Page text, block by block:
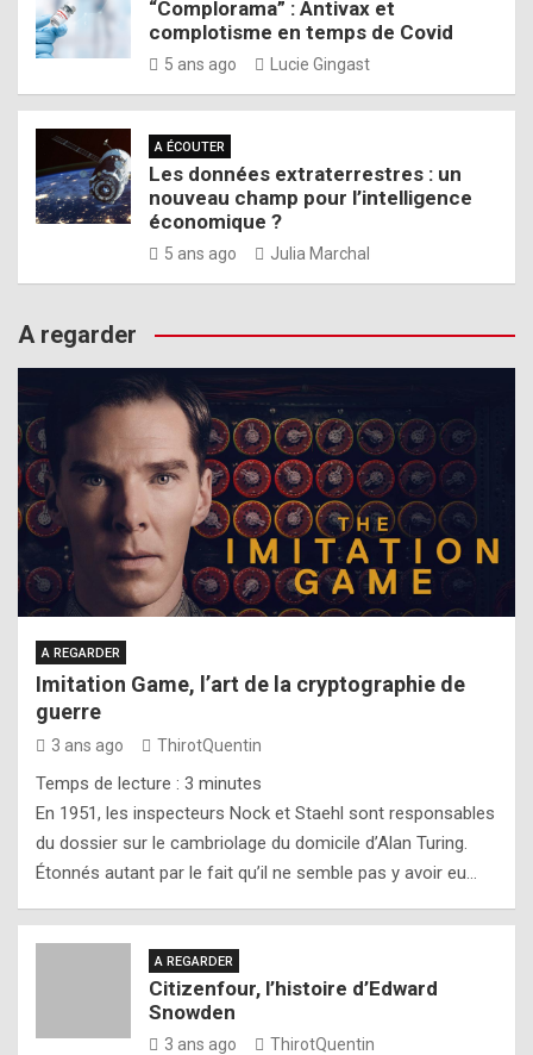
“Complorama” : Antivax et
complotisme en temps de Covid
5 ans ago Lucie Gingast
A ÉCOUTER
Les données extraterrestres : un
nouveau champ pour l’intelligence
économique ?
5 ans ago Julia Marchal
A regarder
A REGARDER
Imitation Game, l’art de la cryptographie de
guerre
3 ans ago ThirotQuentin
Temps de lecture : 3 minutes
En 1951, les inspecteurs Nock et Staehl sont responsables
du dossier sur le cambriolage du domicile d’Alan Turing.
Étonnés autant par le fait qu’il ne semble pas y avoir eu…
A REGARDER
Citizenfour, l’histoire d’Edward
Snowden
3 ans ago ThirotQuentin